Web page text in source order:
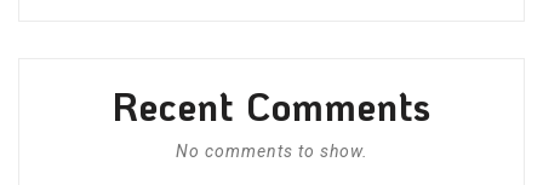
Recent Comments
No comments to show.